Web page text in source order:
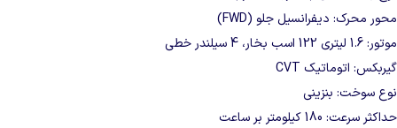
محور محرک: دیفرانسیل جلو (FWD)
موتور: 1.6 لیتری 122 اسب بخار، 4 سیلندر خطی
گیربکس: اتوماتیک CVT
نوع سوخت: بنزینی
حداکثر سرعت: 180 کیلومتر بر ساعت